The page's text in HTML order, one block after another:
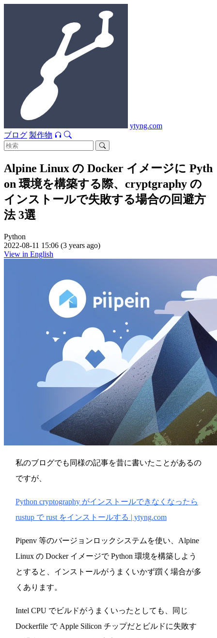
ytyng.com
ブログ 製作物
Alpine Linux の Docker イメージに Pyth
on 環境を構築する際、cryptgraphy の
インストールで失敗する場合の回避方
法 3選
Python
2022-08-11 15:06 (3 years ago)
View in English
私のブログでも同様の記事を昔に書いたことがあるの
ですが、
Python cryptography がインストールできなくなったら
rustup で rust をインストールする | ytyng.com
Pipenv 等のバージョンロックシステムを使い、Alpine
Linux の Docker イメージで Python 環境を構築しよう
とすると、インストールがうまくいかず躓く場合が多
くあります。
Intel CPU でビルドがうまくいったとしても、同じ
Dockerfile で Apple Silicon チップだとビルドに失敗す